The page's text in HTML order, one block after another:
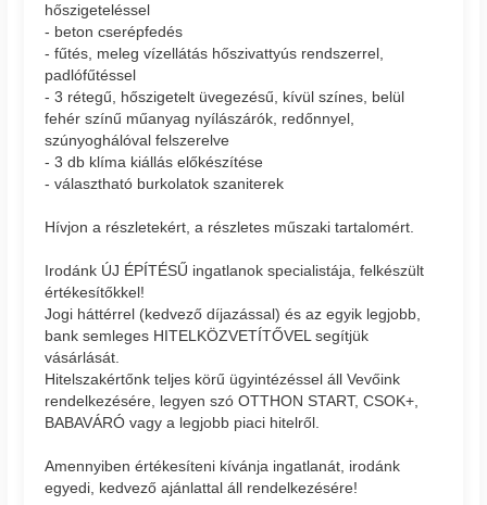
hőszigeteléssel
- beton cserépfedés
- fűtés, meleg vízellátás hőszivattyús rendszerrel,
padlófűtéssel
- 3 rétegű, hőszigetelt üvegezésű, kívül színes, belül
fehér színű műanyag nyílászárók, redőnnyel,
szúnyoghálóval felszerelve
- 3 db klíma kiállás előkészítése
- választható burkolatok szaniterek
Hívjon a részletekért, a részletes műszaki tartalomért.
Irodánk ÚJ ÉPÍTÉSŰ ingatlanok specialistája, felkészült
értékesítőkkel!
Jogi háttérrel (kedvező díjazással) és az egyik legjobb,
bank semleges HITELKÖZVETÍTŐVEL segítjük
vásárlását.
Hitelszakértőnk teljes körű ügyintézéssel áll Vevőink
rendelkezésére, legyen szó OTTHON START, CSOK+,
BABAVÁRÓ vagy a legjobb piaci hitelről.
Amennyiben értékesíteni kívánja ingatlanát, irodánk
egyedi, kedvező ajánlattal áll rendelkezésére!